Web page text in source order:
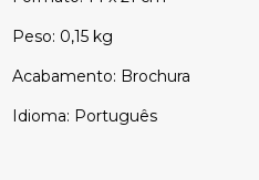
Peso: 0,15 kg
Acabamento: Brochura
Idioma: Português